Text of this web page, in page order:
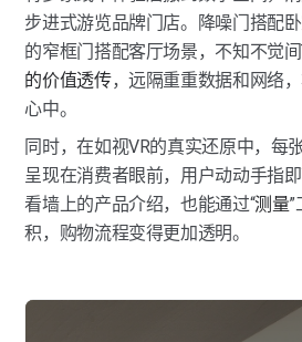
步进式游览品牌门店。降噪门搭配
的窄框门搭配客厅场景，不知不觉间
的价值透传，远隔重重数据和网络
心中。
同时，在如视VR的真实还原中，每
呈现在消费者眼前，用户动动手指
看墙上的产品介绍，也能通过“测量
积，购物流程变得更加透明。